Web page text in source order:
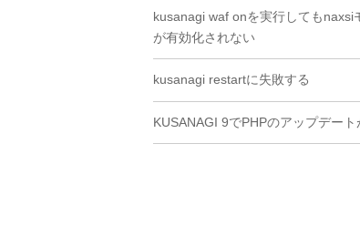
kusanagi waf onを実行してもnaxsi
が有効化されない
kusanagi restartに失敗する
KUSANAGI 9でPHPのアップデート